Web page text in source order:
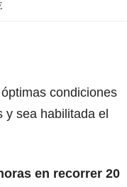
condiciones
sea habilitada el
en recorrer 20